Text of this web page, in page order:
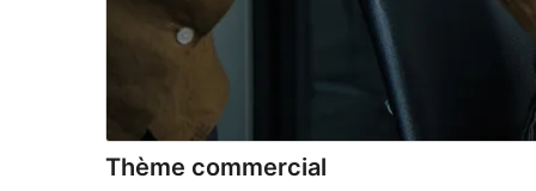
Thème commercial